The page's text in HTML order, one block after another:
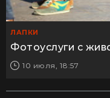
ЛАПКИ
Фотоуслуги с
10 июля, 18:57